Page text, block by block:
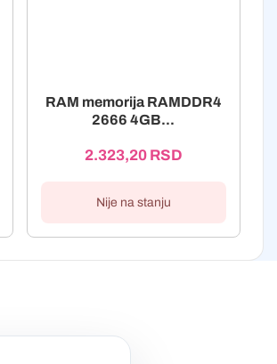
RAM memorija RAMDDR4
2666 4GB...
2.323,20 RSD
Nije na stanju